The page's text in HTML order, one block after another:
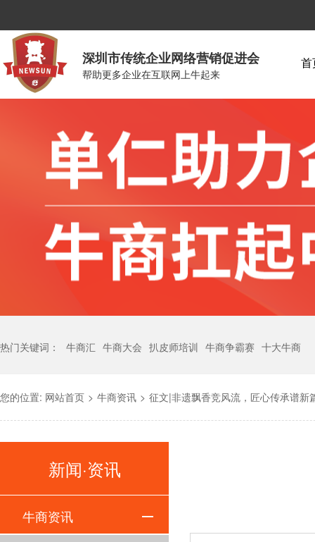
深圳市传统企业网络营销促进会
帮助更多企业在互联网上牛起来
热门关键词： 牛商汇 牛商大会 扒皮师培训 牛商争霸赛 十大牛商
您的位置: 网站首页 > 牛商资讯 > 征文|非遗飘香竞风流，匠心传承谱新
新闻·资讯
牛商资讯